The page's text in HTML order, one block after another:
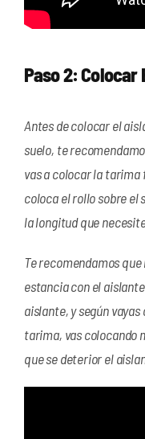
Paso 2: Colocar
Antes de colocar el
suelo, te
vas a colocar la tarima
coloca el rollo sobre el
la longitud que
Te recomendamos
estancia con el
aislante, y según
tarima, vas colocando
que se deterior el